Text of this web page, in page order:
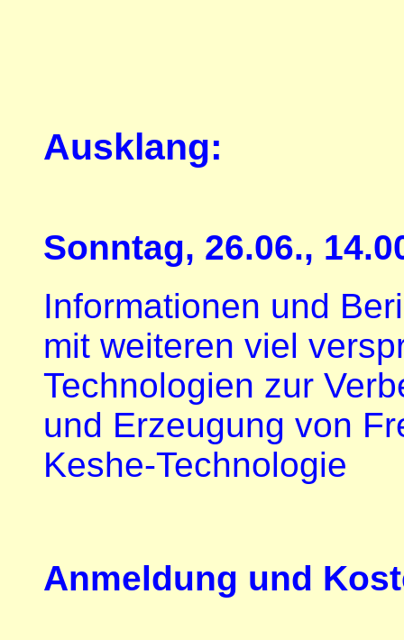
Ausklang:
Sonntag, 26.06.,
Informationen und
mit weiteren viel
Technologien zur
und Erzeugung von
Keshe-Technologie
Anmeldung und